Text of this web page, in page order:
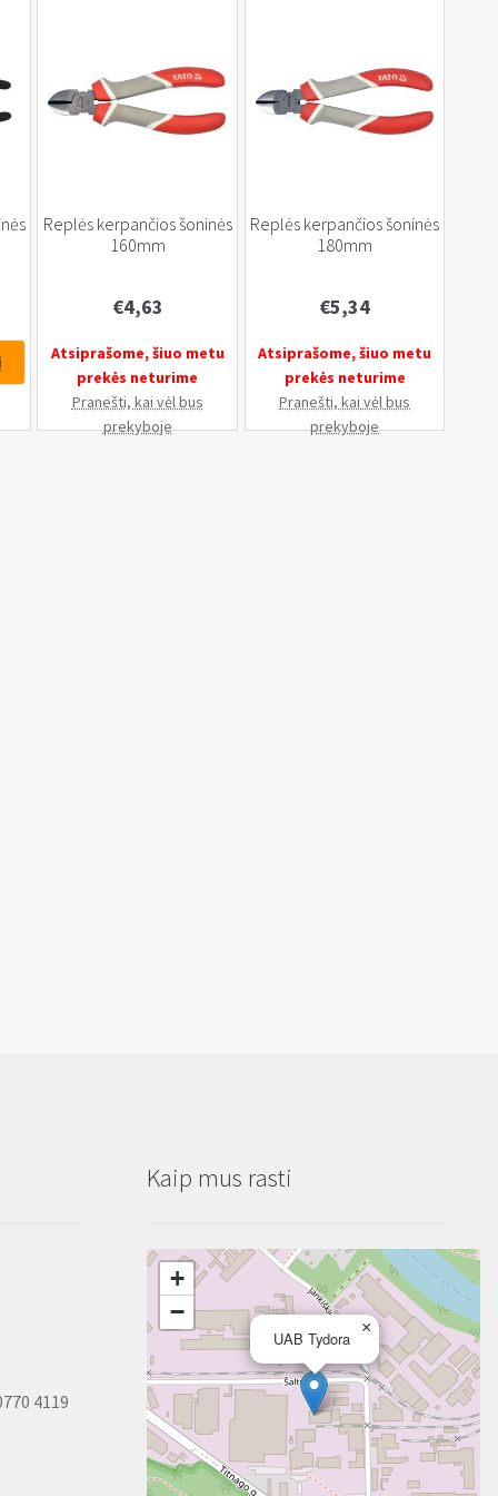
Replės kerpančios šoninės
160mm
€4,63
Atsiprašome, šiuo metu
prekės neturime
Pranešti, kai vėl bus
prekyboje
Replės kerpančios šoninės
180mm
€5,34
Atsiprašome, šiuo metu
prekės neturime
Pranešti, kai vėl bus
prekyboje
4119
Kaip mus rasti
UAB Tydora
×
+
−